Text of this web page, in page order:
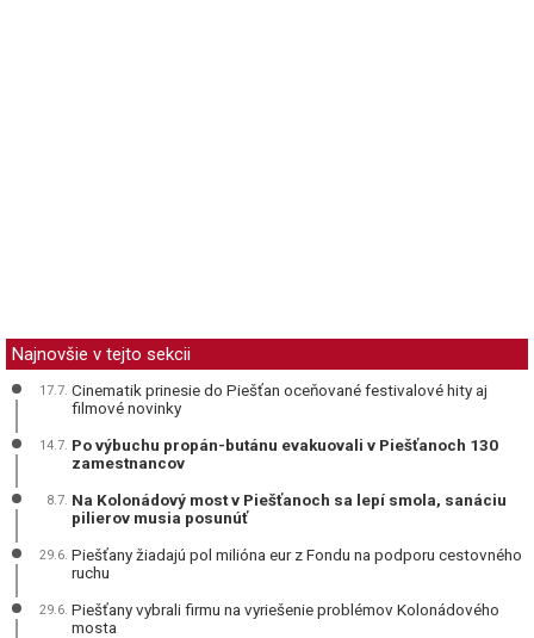
Najnovšie v tejto sekcii
17.7. Cinematik prinesie do Piešťan oceňované festivalové hity aj
filmové novinky
14.7. Po výbuchu propán-butánu evakuovali v Piešťanoch 130
zamestnancov
8.7. Na Kolonádový most v Piešťanoch sa lepí smola, sanáciu
pilierov musia posunúť
29.6. Piešťany žiadajú pol milióna eur z Fondu na podporu cestovného
ruchu
29.6. Piešťany vybrali firmu na vyriešenie problémov Kolonádového
mosta